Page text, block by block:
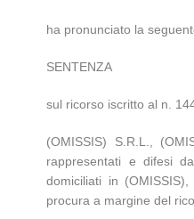
ha pronunciato la
SENTENZA
sul ricorso iscritto al n.
(OMISSIS) S.R.L.,
rappresentati e difesi
domiciliati in (OMISSIS),
procura a margine del